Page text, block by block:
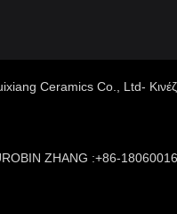
Ceramics Co., Ltd-
ROBIN ZHANG :+86-